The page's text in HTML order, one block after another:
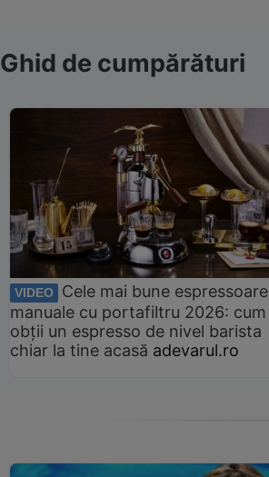
Ghid de cumpărături
VIDEO
Cele mai bune espressoare
manuale cu portafiltru 2026: cum
obții un espresso de nivel barista
chiar la tine acasă adevarul.ro